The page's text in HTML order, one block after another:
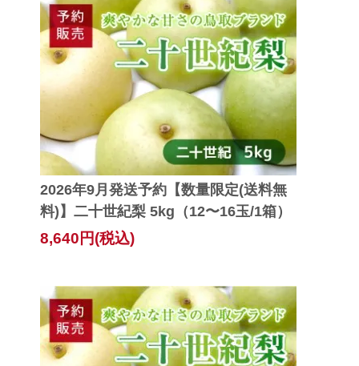
2026年9月発送予約【数量限定(送料無
料)】二十世紀梨 5kg（12〜16玉/1箱）
8,640円(税込)